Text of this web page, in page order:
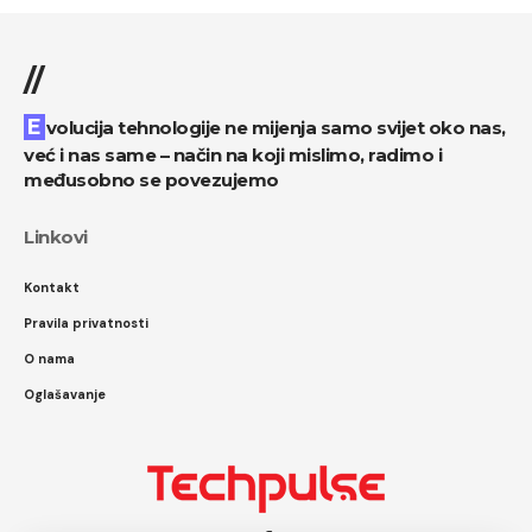
//
Evolucija tehnologije ne mijenja samo svijet oko nas,
već i nas same – način na koji mislimo, radimo i
međusobno se povezujemo
Linkovi
Kontakt
Pravila privatnosti
O nama
Oglašavanje